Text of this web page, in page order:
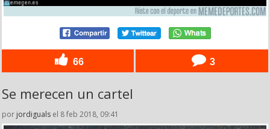
66 3
Se merecen un cartel
por jordiguals el 8 feb 2018, 09:41